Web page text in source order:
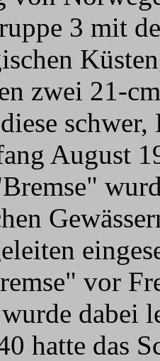
3 mit
zwei 21-
August
vor
dabei
hatte das